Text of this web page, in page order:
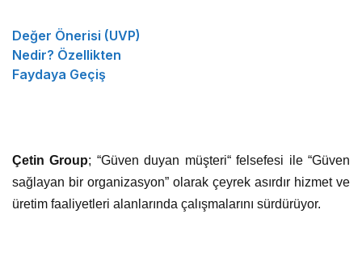
Değer Önerisi (UVP)
Nedir? Özellikten
Faydaya Geçiş
Çetin Group; “Güven duyan müşteri“ felsefesi ile “Güven
sağlayan bir organizasyon” olarak çeyrek asırdır hizmet ve
üretim faaliyetleri alanlarında çalışmalarını sürdürüyor.